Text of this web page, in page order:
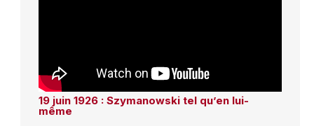
19 juin 1926 : Szymanowski tel qu’en lui-
même